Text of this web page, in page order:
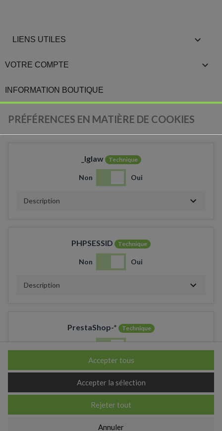
LIENS UTILES 
VOTRE COMPTE 
INFORMATION BOUTIQUE
PRÉFÉRENCES EN MATIÈRE DE COOKIES
_lglaw Technique
Non Oui
Description
PHPSESSID Technique
Non Oui
Description
PrestaShop-* Technique
Description
Annuler
Rejeter tout
Accepter la sélection
Accepter tous